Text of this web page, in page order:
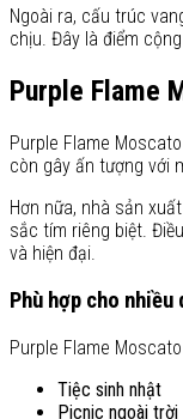
Ngoài ra, cấu trúc
chịu. Đây là điểm
Purple Flame
Purple Flame
còn gây ấn tượng với
Hơn nữa, nhà sản
sắc tím riêng biệt.
và hiện đại.
Phù hợp cho nhiều
Purple Flame
Tiệc sinh nhật
Picnic ngoài trời